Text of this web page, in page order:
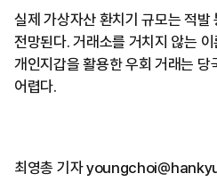
실제 가상자산 환치기 규모는 적발
전망된다. 거래소를 거치지 않는
개인지갑을 활용한 우회 거래는 당
어렵다.
최영총 기자